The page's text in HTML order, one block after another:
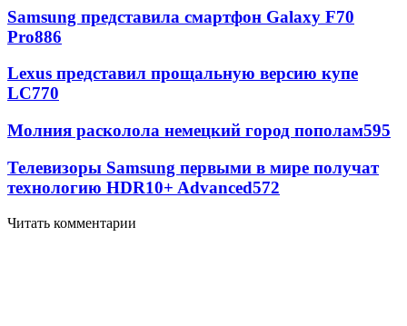
Samsung представила смартфон Galaxy F70
Pro886
Lexus представил прощальную версию купе
LC770
Молния расколола немецкий город пополам595
Телевизоры Samsung первыми в мире получат
технологию HDR10+ Advanced572
Читать комментарии